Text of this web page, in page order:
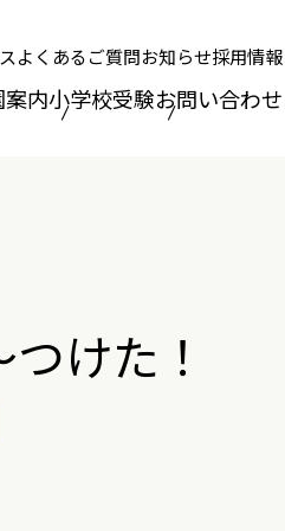
よくあるご質問お知らせ採用情報
内小学校受験お問い合わせ
けた！